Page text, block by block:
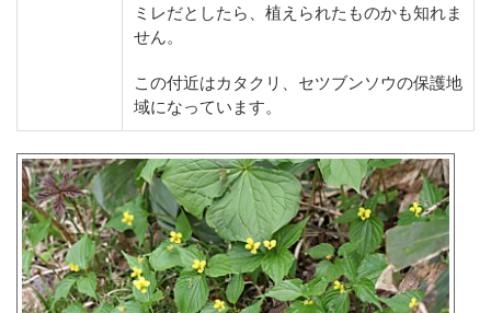
ミレだとしたら、植えられたものかも知れま
せん。
この付近はカタクリ、セツブンソウの保護地
域になっています。